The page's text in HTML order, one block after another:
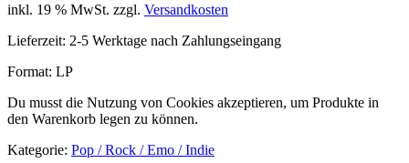
inkl. 19 % MwSt. zzgl. Versandkosten
Lieferzeit: 2-5 Werktage nach Zahlungseingang
Format: LP
Du musst die Nutzung von Cookies akzeptieren, um Produkte in
den Warenkorb legen zu können.
Kategorie: Pop / Rock / Emo / Indie